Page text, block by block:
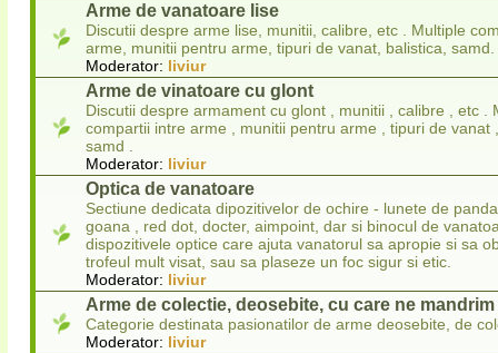
Arme de vanatoare lise
Discutii despre arme lise, munitii, calibre, etc . Multiple
arme, munitii pentru arme, tipuri de vanat, balistica, samd.
Moderator: liviur
Arme de vinatoare cu glont
Discutii despre armament cu glont , munitii , calibre , etc .
compartii intre arme , munitii pentru arme , tipuri de vanat
samd .
Moderator: liviur
Optica de vanatoare
Sectiune dedicata dipozitivelor de ochire - lunete de
goana , red dot, docter, aimpoint, dar si binocul de
dispozitivele optice care ajuta vanatorul sa apropie si sa
trofeul mult visat, sau sa plaseze un foc sigur si etic.
Moderator: liviur
Arme de colectie, deosebite, cu care ne mandrim
Categorie destinata pasionatilor de arme deosebite, de
Moderator: liviur